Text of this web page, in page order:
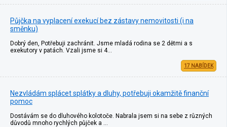
Půjčka na vyplacení exekucí bez zástavy nemovitosti (i na
směnku)
Dobrý den, Potřebuji zachránit. Jsme mladá rodina se 2 dětmi a s
exekutory v patách. Vzali jsme si 4…
17 NABÍDEK
Nezvládám splácet splátky a dluhy, potřebuji okamžitě finanční
pomoc
Dostávám se do dluhového kolotoče. Nabrala jsem si na sebe z různých
důvodů mnoho rychlých půjček a …